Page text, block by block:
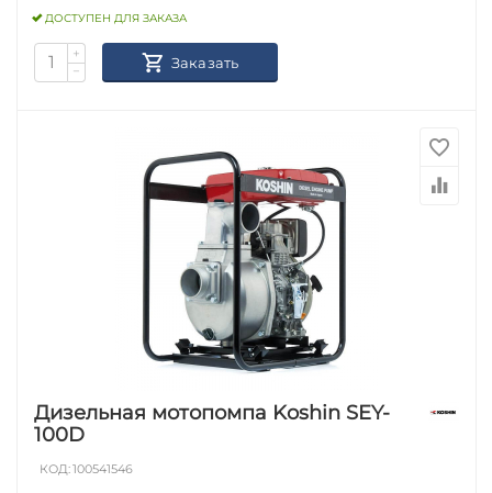
ДОСТУПЕН ДЛЯ ЗАКАЗА
+
−
Заказать
Дизельная мотопомпа Koshin SEY-
100D
КОД:100541546